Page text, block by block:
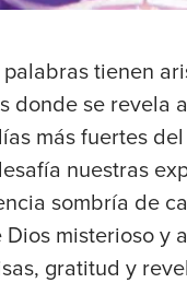
tienen
donde se revela
más fuertes
nuestras
sombría de
misterioso y
gratitud y